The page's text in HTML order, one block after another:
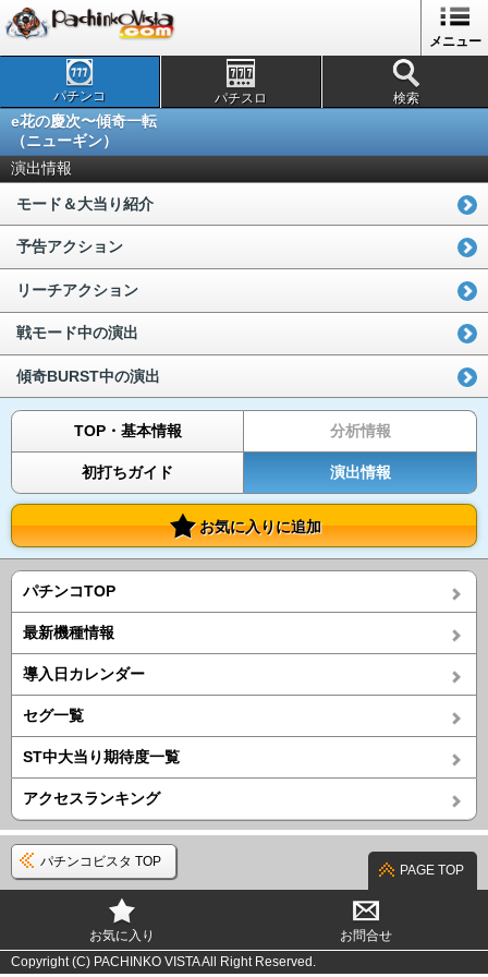
メニュー
パチンコ パチスロ 検索
e花の慶次〜傾奇一転
（ニューギン）
演出情報
モード＆大当り紹介
予告アクション
リーチアクション
戦モード中の演出
傾奇BURST中の演出
TOP・基本情報 分析情報
初打ちガイド 演出情報
お気に入りに追加
パチンコTOP
最新機種情報
導入日カレンダー
セグ一覧
ST中大当り期待度一覧
アクセスランキング
パチンコビスタ TOP
PAGE TOP
お気に入り
お問合せ
Copyright (C) PACHINKO VISTA All Right Reserved.